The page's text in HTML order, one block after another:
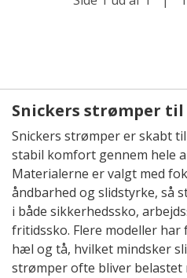
Snickers strømper
Snickers strømper er skabt
stabil komfort gennem hele
Materialerne er valgt med
åndbarhed og slidstyrke, så
i både sikkerhedssko,
fritidssko. Flere modeller
hæl og tå, hvilket mindsker
strømper ofte bliver belastet